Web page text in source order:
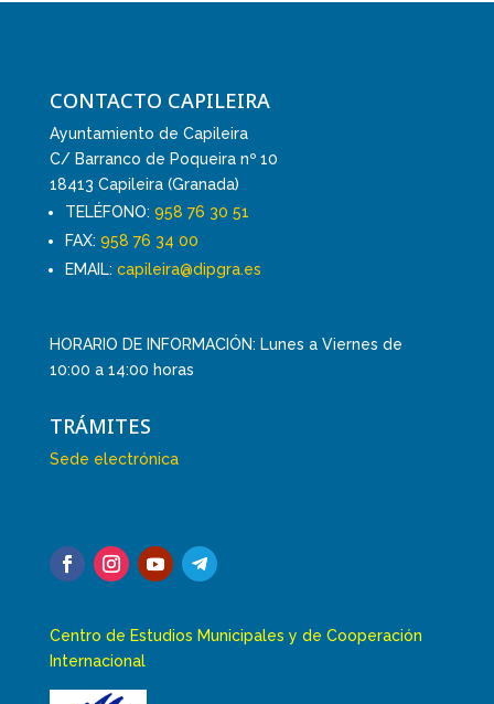
CONTACTO CAPILEIRA
Ayuntamiento de Capileira
C/ Barranco de Poqueira nº 10
18413 Capileira (Granada)
TELÉFONO: 958 76 30 51
FAX: 958 76 34 00
EMAIL: capileira@dipgra.es
HORARIO DE INFORMACIÓN: Lunes a Viernes de
10:00 a 14:00 horas
TRÁMITES
Sede electrónica
Centro de Estudios Municipales y de Cooperación
Internacional